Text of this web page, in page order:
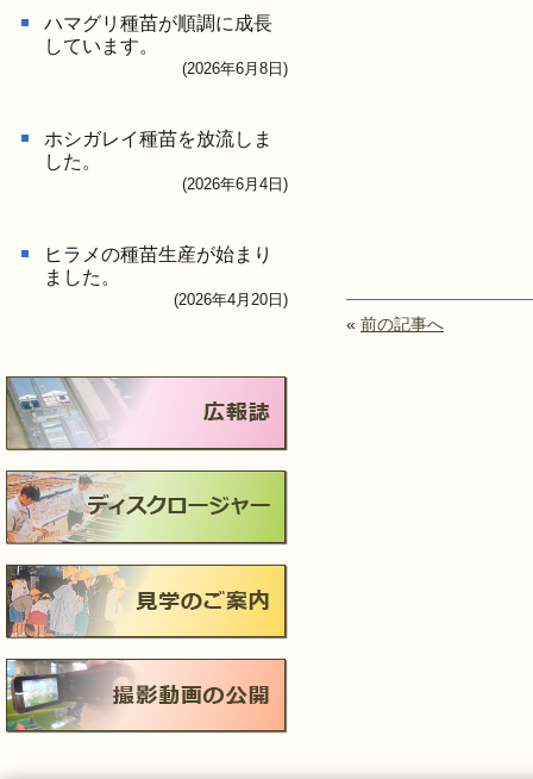
« 前の記事へ
ハマグリ種苗が順調に成長
しています。
(2026年6月8日)
ホシガレイ種苗を放流しま
した。
(2026年6月4日)
ヒラメの種苗生産が始まり
ました。
(2026年4月20日)